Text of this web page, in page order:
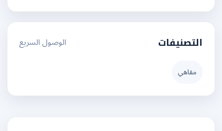
التصنيفات الوصول السريع
مقاهي